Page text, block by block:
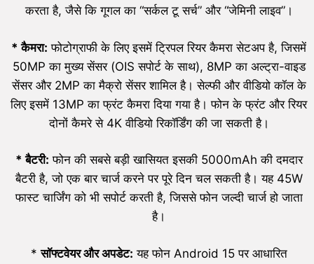
करता है, जैसे कि गूगल का “सर्कल टू सर्च” और “जेमिनी लाइव”।
*कैमरा: फोटोग्राफी के लिए इसमें ट्रिपल रियर कैमरा सेटअप है, जिसमें
50MP का मुख्य सेंसर (OIS सपोर्ट के साथ), 8MP का अल्ट्रा-वाइड
सेंसर और 2MP का मैक्रो सेंसर शामिल है। सेल्फी और वीडियो कॉल के
लिए इसमें 13MP का फ्रंट कैमरा दिया गया है। फोन के फ्रंट और रियर
दोनों कैमरे से 4K वीडियो रिकॉर्डिंग की जा सकती है।
*बैटरी: फोन की सबसे बड़ी खासियत इसकी 5000mAh की दमदार
बैटरी है, जो एक बार चार्ज करने पर पूरे दिन चल सकती है। यह 45W
फास्ट चार्जिंग को भी सपोर्ट करती है, जिससे फोन जल्दी चार्ज हो जाता
है।
*सॉफ्टवेयर और अपडेट: यह फोन Android 15 पर आधारित